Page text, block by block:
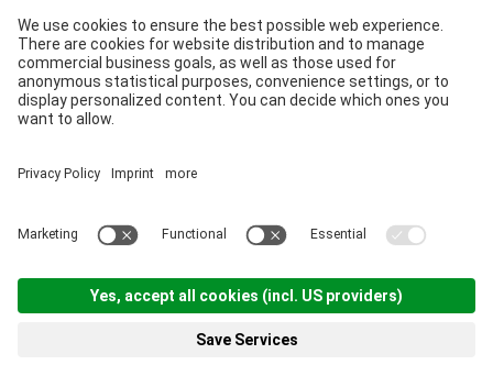
branchenpartner@btg-service.de
Bayern Tourist GmbH (BTG) Sitemap
Impressum
Datenschutzerklärung
Cookie-Einstellungen produced by